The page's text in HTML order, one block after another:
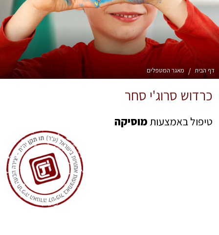
דף הבית / מאגר המטפלים
כרדוש סרוג'י סחר
טיפול באמצעותמוסיקה